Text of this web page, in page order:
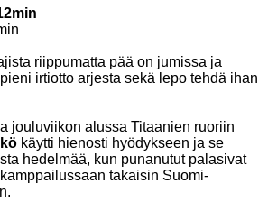
riippumatta pää on jumissa ja
irtiotto arjesta sekä lepo tehdä ihan
jouluviikon alussa Titaanien ruoriin
käytti hienosti hyödykseen ja se
hedelmää, kun punanutut palasivat
takaisin Suomi-